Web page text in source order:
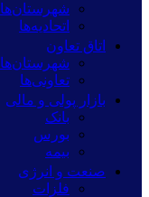
شهرستان‌ها
اتحادیه‌ها
اتاق تعاون
شهرستان‌ها
تعاونی‌ها
بازار پولی و مالی
بانک
بورس
بیمه
صنعت و انرژی
فلزات